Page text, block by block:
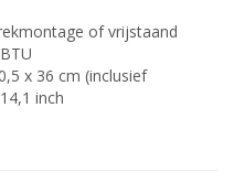
of vrijstaand
x 36 cm (inclusief
inch